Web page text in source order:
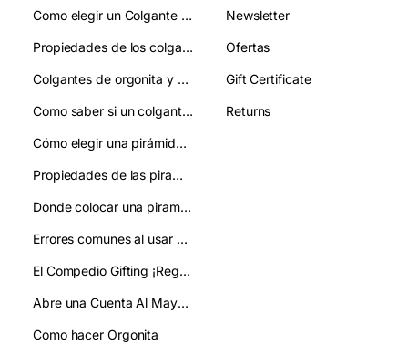
Como elegir un Colgante de Orgonita:guia clara para acertar en tu eleccion
Propiedades de los colgantes de orgonita
Colgantes de orgonita y chakras: qué relación tienen
Como saber si un colgante de orgonita es autentico y evitar imitaciones
Cómo elegir una pirámide de orgonita:guía práctica y clara
Propiedades de las piramides de orgonita:como se usan
Donde colocar una piramide de orgonita:mejora tu ambiente y bienestar
Errores comunes al usar pirámides de orgonita y cómo evitarlos
El Compedio Gifting ¡Regala!
Abre una Cuenta Al Mayor/ Gifting
Como hacer Orgonita
Newsletter
Ofertas
Gift Certificate
Returns